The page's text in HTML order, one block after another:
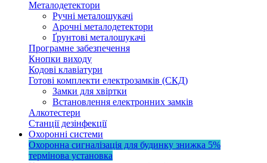
Металодетектори
Ручні металошукачі
Арочні металодетектори
Ґрунтові металошукачі
Програмне забезпечення
Кнопки виходу
Кодові клавіатури
Готові комплекти електрозамків (СКД)
Замки для хвіртки
Встановлення електронних замків
Алкотестери
Станції дезінфекції
Охоронні системи
Охоронна сигналізація для будинку знижка 5%
термінова установка